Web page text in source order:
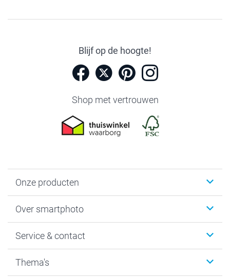
Blijf op de hoogte!
Shop met vertrouwen
Onze producten
Fotoboeken
Fotocadeaus
Kaarten
Over smartphoto
Vacatures
Bestelproces
Service & contact
Tevredenheidsgarantie
Thema's